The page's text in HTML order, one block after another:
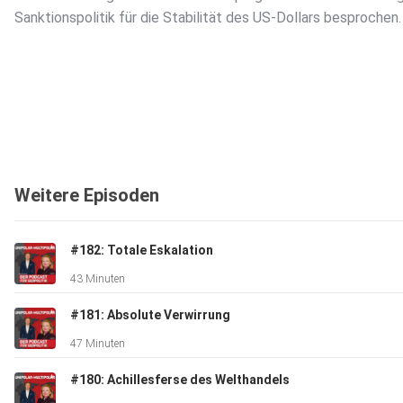
Sanktionspolitik für die Stabilität des US-Dollars besprochen.
Weitere Episoden
#182: Totale Eskalation
43 Minuten
#181: Absolute Verwirrung
47 Minuten
#180: Achillesferse des Welthandels